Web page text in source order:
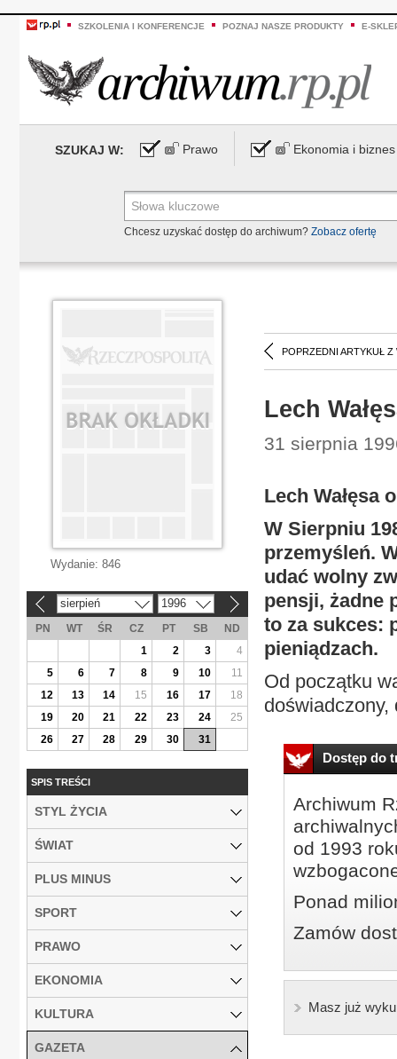
SZKOLENIA I KONFERENCJE POZNAJ NASZE PRODUKTY E-
SZUKAJ W: Prawo Ekonomia i biznes
Chcesz uzyskać dostęp do archiwum? Zobacz ofertę
POPRZEDNI ARTYKUŁ Z
Lech
31 sierpnia
Lech Wałęsa
W Sierpniu
przemyśleń.
udać wolny
pensji, żadne
to za sukces:
pieniądzach.
Od początku
doświadczony,
Dostęp do
Archiwum
od 1993
Ponad
Zamów
Masz już
Wydanie: 846
sierpień 1996
PN WT ŚR CZ PT SB
ND
1
2 3
4
5
6 7 8 9 10
11
12
13 14 15 16 17
18
19
20 21 22 23 24
25
26
27 28 29 30 31
SPIS TREŚCI
STYL ŻYCIA
ŚWIAT
PLUS MINUS
SPORT
PRAWO
EKONOMIA
KULTURA
GAZETA